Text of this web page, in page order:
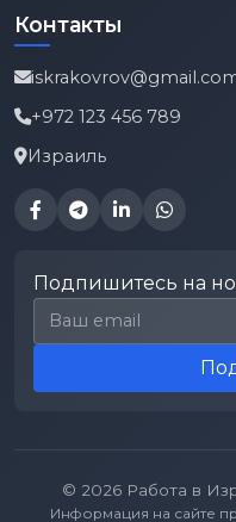
Контакты
+972 123 456 789
Израиль
Подпишитесь на
Email для подписки
© 2026 Работа в
Информация на сайте